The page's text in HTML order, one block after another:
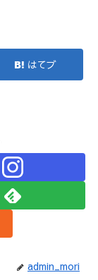
はてブ
admin_mori